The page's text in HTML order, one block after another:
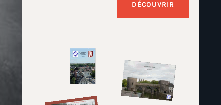
DÉCOUVRIR